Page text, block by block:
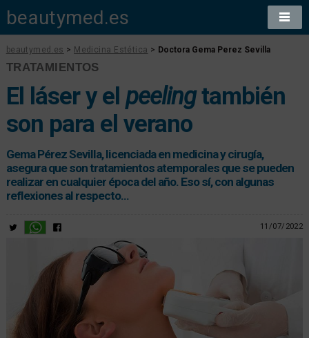
beautymed.es
beautymed.es > Medicina Estética > Doctora Gema Perez Sevilla
TRATAMIENTOS
El láser y el peelingtambién
son para el verano
Gema Pérez Sevilla, licenciada en medicina y cirugía,
asegura que son tratamientos atemporales que se pueden
realizar en cualquier época del año. Eso sí, con algunas
reflexiones al respecto...
11/07/2022